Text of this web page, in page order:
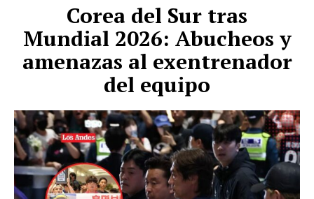
Corea del Sur tras
Mundial 2026: Abucheos y
amenazas al exentrenador
del equipo